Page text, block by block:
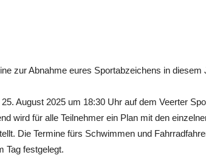
zur Abnahme eures Sportabzeichens in diesem
August 2025 um 18:30 Uhr auf dem Veerter
wird für alle Teilnehmer ein Plan mit den
Die Termine fürs Schwimmen und
Tag festgelegt.